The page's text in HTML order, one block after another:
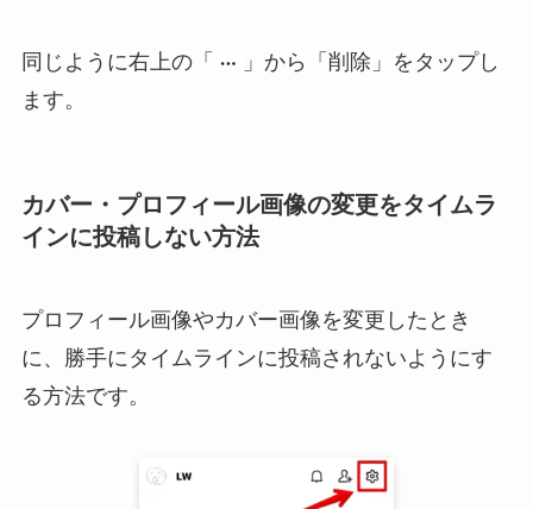
同じように右上の「
」から「削除」をタップし
ます。
カバー・プロフィール画像の変更をタイムラ
インに投稿しない方法
プロフィール画像やカバー画像を変更したとき
に、勝手にタイムラインに投稿されないようにす
る方法です。